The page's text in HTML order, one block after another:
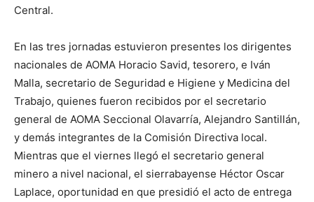
Central.
En las tres jornadas estuvieron presentes los dirigentes
nacionales de AOMA Horacio Savid, tesorero, e Iván
Malla, secretario de Seguridad e Higiene y Medicina del
Trabajo, quienes fueron recibidos por el secretario
general de AOMA Seccional Olavarría, Alejandro Santillán,
y demás integrantes de la Comisión Directiva local.
Mientras que el viernes llegó el secretario general
minero a nivel nacional, el sierrabayense Héctor Oscar
Laplace, oportunidad en que presidió el acto de entrega